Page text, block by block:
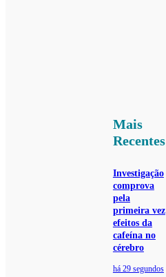
Mais
Recentes
Investigação
comprova
pela
primeira vez
efeitos da
cafeína no
cérebro
há 29 segundos